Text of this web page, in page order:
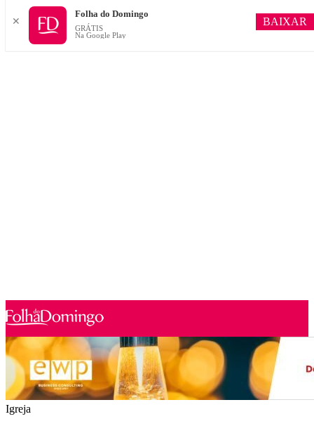
Igreja
✕
Folha do Domingo
GRÁTIS
Na Google Play
BAIXAR